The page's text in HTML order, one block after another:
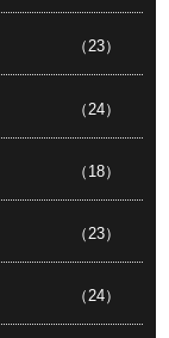
（23）
（24）
（18）
（23）
（24）